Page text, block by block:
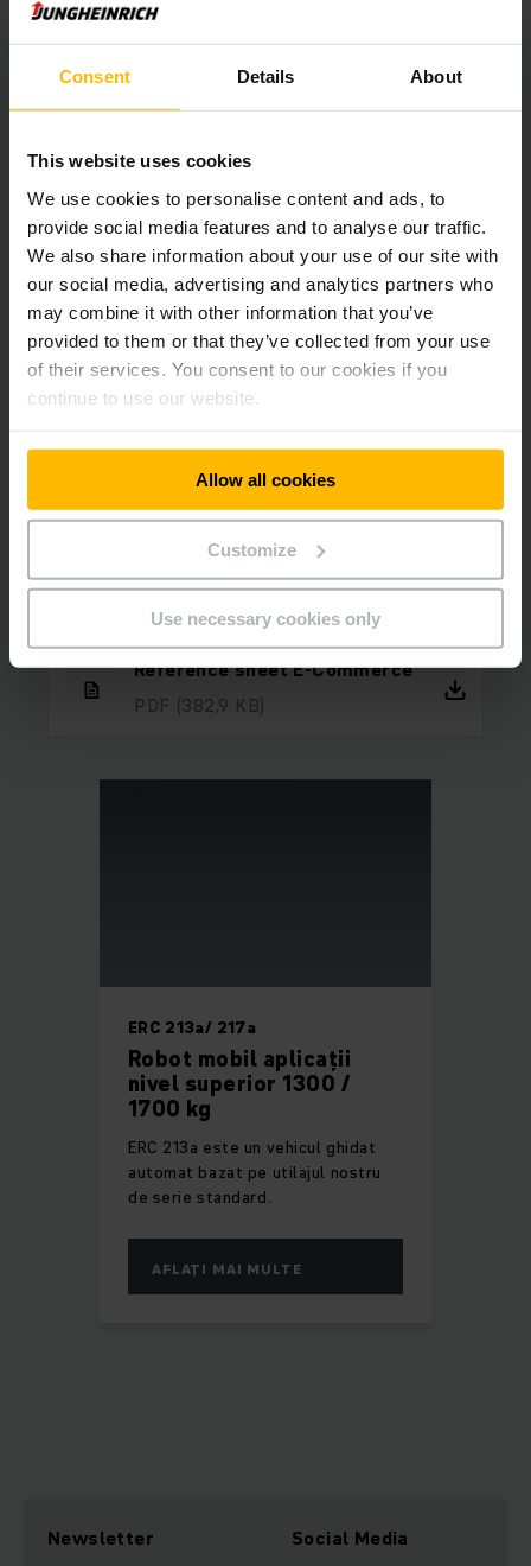
Consent Details About
This website uses cookies
We use cookies to personalise content and ads, to
provide social media features and to analyse our traffic.
We also share information about your use of our site with
our social media, advertising and analytics partners who
may combine it with other information that you’ve
provided to them or that they’ve collected from your use
of their services. You consent to our cookies if you
continue to use our website.
Allow all cookies
Customize
Use necessary cookies only
Toate echipamentele sunt prevăzute cu scannere și senzori
Instalarea cu conectivitate IT
Software-ul interfeței logistice Jungheinrich permite
Comenzile sunt introduse prin intermediul unui dialog
intuitiv. Următorul echipament primește și procesează
comanda într-un mod complet automatizat.
Structura WLAN existentă a fost folosită pentru
comunicarea cu ERC 215a.
automatizat a fost amortizată în mai puțin de un an, în timp
ce rutele angajaților și suprasolicitarea au fost reduse
În concluzie, sistemul automatizat reprezintă o investiție
bună pentru toată lumea.
Reference sheet E-Commerce
PDF (382,9 KB)
ERC 213a/ 217a
Robot mobil aplicații
nivel superior 1300 /
1700 kg
ERC 213a este un vehicul ghidat
automat bazat pe utilajul nostru
de serie standard.
AFLAȚI MAI MULTE
Newsletter Social Media